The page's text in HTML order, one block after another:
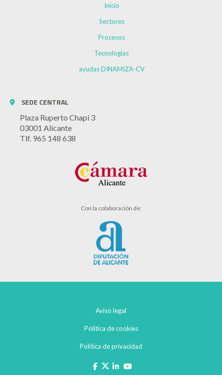
Inicio
Sectores
Procesos
Tecnologías
ayudas DINAMIZA-CV
SEDE CENTRAL
Plaza Ruperto Chapí 3
03001 Alicante
Tlf. 965 148 638
Con la colaboración de:
Aviso legal
Política de cookies
Política de privacidad